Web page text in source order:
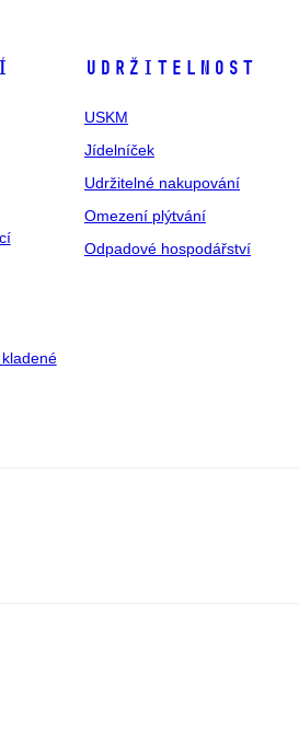
Udržitelnost
USKM
Jídelníček
Udržitelné nakupování
Omezení plýtvání
Odpadové hospodářství